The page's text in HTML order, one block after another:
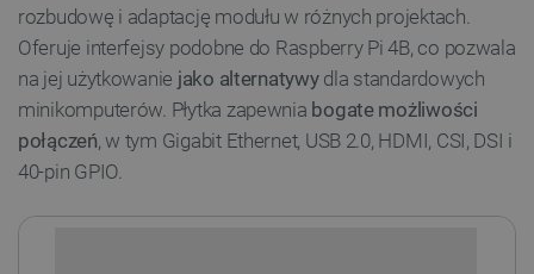
rozbudowę i adaptację modułu w różnych projektach.
Oferuje interfejsy podobne do Raspberry Pi 4B, co pozwala
na jej użytkowanie jako alternatywydla standardowych
minikomputerów. Płytka zapewnia bogate możliwości
połączeń, w tym Gigabit Ethernet, USB 2.0, HDMI, CSI, DSI i
40-pin GPIO.